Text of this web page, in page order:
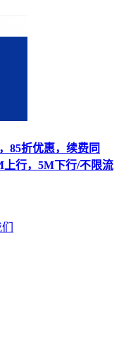
85折优惠，续费同
上行，5M下行/不限流